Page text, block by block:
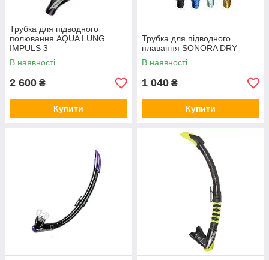
Трубка для підводного
полювання AQUA LUNG
IMPULS 3
В наявності
2 600 ₴
Купити
Трубка для підводного
плавання SONORA DRY
В наявності
1 040 ₴
Купити